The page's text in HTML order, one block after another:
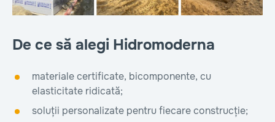
De ce să alegi Hidromoderna
materiale certificate, bicomponente, cu
elasticitate ridicată;
soluții personalizate pentru fiecare construcție;